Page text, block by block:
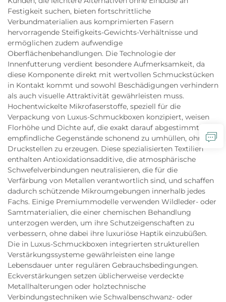
Festigkeit suchen, bieten fortschrittliche
Verbundmaterialien aus komprimierten Fasern
hervorragende Steifigkeits-Gewichts-Verhältnisse und
ermöglichen zudem aufwendige
Oberflächenbehandlungen. Die Technologie der
Innenfutterung verdient besondere Aufmerksamkeit, da
diese Komponente direkt mit wertvollen Schmuckstücken
in Kontakt kommt und sowohl Beschädigungen verhindern
als auch visuelle Attraktivität gewährleisten muss.
Hochentwickelte Mikrofaserstoffe, speziell für die
Verpackung von Luxus-Schmuckboxen konzipiert, weisen
Florhöhe und Dichte auf, die exakt darauf abgestimmt sind,
empfindliche Gegenstände schonend zu umhüllen, ohne
Druckstellen zu erzeugen. Diese spezialisierten Textilien
enthalten Antioxidationsadditive, die atmosphärische
Schwefelverbindungen neutralisieren, die für die
Verfärbung von Metallen verantwortlich sind, und schaffen
dadurch schützende Mikroumgebungen innerhalb jedes
Fachs. Einige Premiummodelle verwenden Wildleder- oder
Samtmaterialien, die einer chemischen Behandlung
unterzogen werden, um ihre Schutzeigenschaften zu
verbessern, ohne dabei ihre luxuriöse Haptik einzubüßen.
Die in Luxus-Schmuckboxen integrierten strukturellen
Verstärkungssysteme gewährleisten eine lange
Lebensdauer unter regulären Gebrauchsbedingungen.
Eckverstärkungen setzen üblicherweise verdeckte
Metallhalterungen oder holztechnische
Verbindungstechniken wie Schwalbenschwanz- oder